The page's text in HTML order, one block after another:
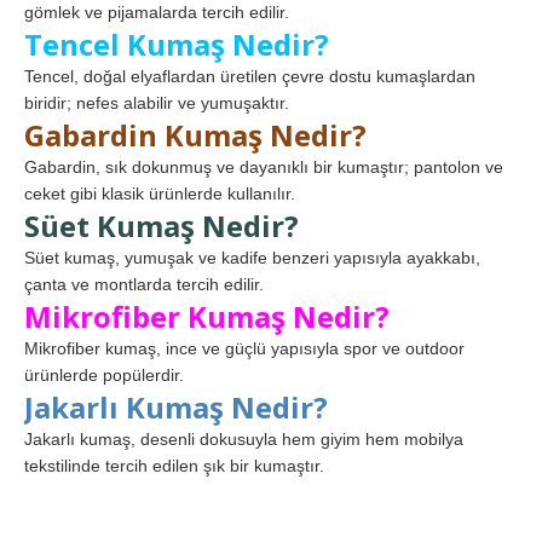
gömlek ve pijamalarda tercih edilir.
Tencel Kumaş Nedir?
Tencel, doğal elyaflardan üretilen çevre dostu kumaşlardan
biridir; nefes alabilir ve yumuşaktır.
Gabardin Kumaş Nedir?
Gabardin, sık dokunmuş ve dayanıklı bir kumaştır; pantolon ve
ceket gibi klasik ürünlerde kullanılır.
Süet Kumaş Nedir?
Süet kumaş, yumuşak ve kadife benzeri yapısıyla ayakkabı,
çanta ve montlarda tercih edilir.
Mikrofiber Kumaş Nedir?
Mikrofiber kumaş, ince ve güçlü yapısıyla spor ve outdoor
ürünlerde popülerdir.
Jakarlı Kumaş Nedir?
Jakarlı kumaş, desenli dokusuyla hem giyim hem mobilya
tekstilinde tercih edilen şık bir kumaştır.